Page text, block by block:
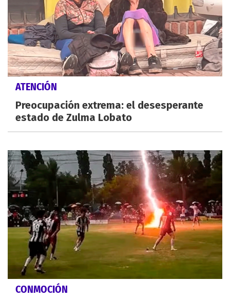
ATENCIÓN
Preocupación extrema: el desesperante
estado de Zulma Lobato
CONMOCIÓN